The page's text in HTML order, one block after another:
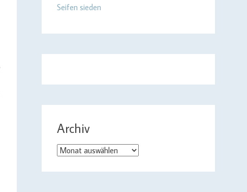
Seifen sieden
Archiv
Archiv